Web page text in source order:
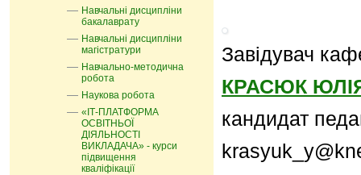
Навчальні дисципліни
бакалаврату
Навчальні дисципліни
магістратури
Навчально-методична
робота
Наукова робота
«ІТ-ПЛАТФОРМА
ОСВІТНЬОЇ
ДІЯЛЬНОСТІ
ВИКЛАДАЧА» - курси
підвищення
кваліфікації
Завідувач
КРАСЮК
кандидат